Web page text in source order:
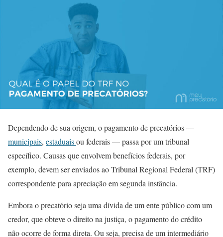
Dependendo de sua origem, o pagamento de precatórios —
municipais, estaduaisou federais — passa por um tribunal
específico. Causas que envolvem benefícios federais, por
exemplo, devem ser enviados ao Tribunal Regional Federal (TRF)
correspondente para apreciação em segunda instância.
Embora o precatório seja uma dívida de um ente público com um
credor, que obteve o direito na justiça, o pagamento do crédito
não ocorre de forma direta. Ou seja, precisa de um intermediário